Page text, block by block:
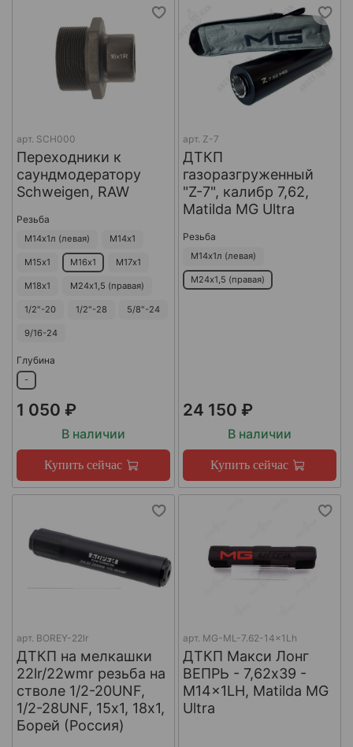
арт. SCH000
Переходники к
саундмодератору
Schweigen, RAW
Резьба
М14х1л (левая) М14х1
М15х1 М16х1 М17х1
М18х1 М24х1,5 (правая)
1/2"-20 1/2"-28 5/8"-24
9/16-24
Глубина
-
1 050 ₽
В наличии
Купить сейчас
арт. Z-7
ДТКП
газоразгруженный
"Z-7", калибр 7,62,
Matilda MG Ultra
Резьба
М14х1л (левая)
М24х1,5 (правая)
24 150 ₽
В наличии
Купить сейчас
арт. BOREY-22lr
ДТКП на мелкашки
22lr/22wmr резьба на
стволе 1/2-20UNF,
1/2-28UNF, 15х1, 18х1,
Борей (Россия)
арт. MG-ML-7.62-14x1Lh
ДТКП Макси Лонг
ВЕПРЬ - 7,62x39 -
M14x1LH, Matilda MG
Ultra